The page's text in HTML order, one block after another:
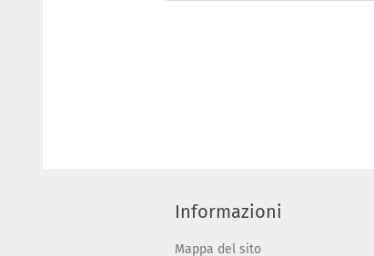
Informazioni
Mappa del sito